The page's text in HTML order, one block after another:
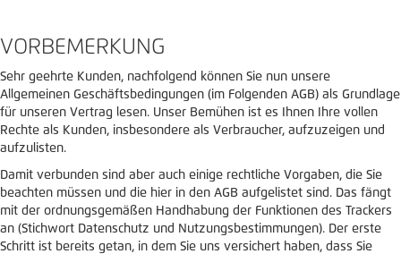
VORBEMERKUNG
Sehr geehrte Kunden, nachfolgend können Sie nun unsere
Allgemeinen Geschäftsbedingungen (im Folgenden AGB) als Grundlage
für unseren Vertrag lesen. Unser Bemühen ist es Ihnen Ihre vollen
Rechte als Kunden, insbesondere als Verbraucher, aufzuzeigen und
aufzulisten.
Damit verbunden sind aber auch einige rechtliche Vorgaben, die Sie
beachten müssen und die hier in den AGB aufgelistet sind. Das fängt
mit der ordnungsgemäßen Handhabung der Funktionen des Trackers
an (Stichwort Datenschutz und Nutzungsbestimmungen). Der erste
Schritt ist bereits getan, in dem Sie uns versichert haben, dass Sie